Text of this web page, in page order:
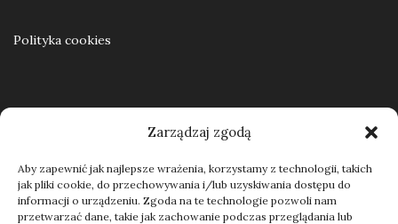
Zarządzaj zgodą
Aby zapewnić jak najlepsze wrażenia, korzystamy z technologii, takich
jak pliki cookie, do przechowywania i/lub uzyskiwania dostępu do
informacji o urządzeniu. Zgoda na te technologie pozwoli nam
przetwarzać dane, takie jak zachowanie podczas przeglądania lub
Polityka cookies
Kontakt